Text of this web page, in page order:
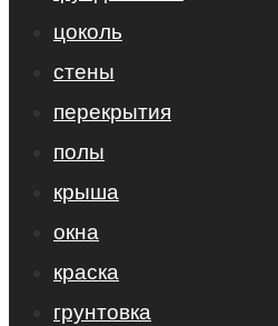
цоколь
стены
перекрытия
полы
крыша
окна
краска
грунтовка